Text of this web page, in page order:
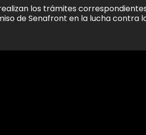
los trámites
de Senafront en la lucha contra